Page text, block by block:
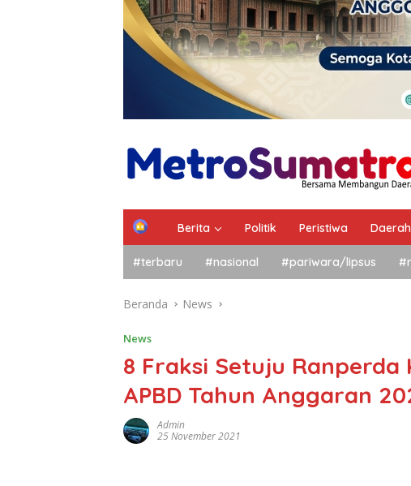
Berita Politik Peristiwa Daerah
#terbaru #nasional #pariwara/lipsus
Beranda News
News
8 Fraksi Setuju
APBD Tahun Anggaran
Admin
25 November 2021